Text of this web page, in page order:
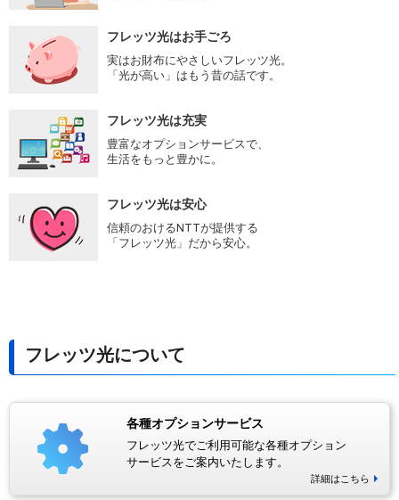
フレッツ光はお手ごろ
実はお財布にやさしいフレッツ光。
「光が高い」はもう昔の話です。
フレッツ光は充実
豊富なオプションサービスで、
生活をもっと豊かに。
フレッツ光は安心
信頼のおけるNTTが提供する
「フレッツ光」だから安心。
フレッツ光について
各種オプションサービス
フレッツ光でご利用可能な各種オプション
サービスをご案内いたします。
詳細はこちら